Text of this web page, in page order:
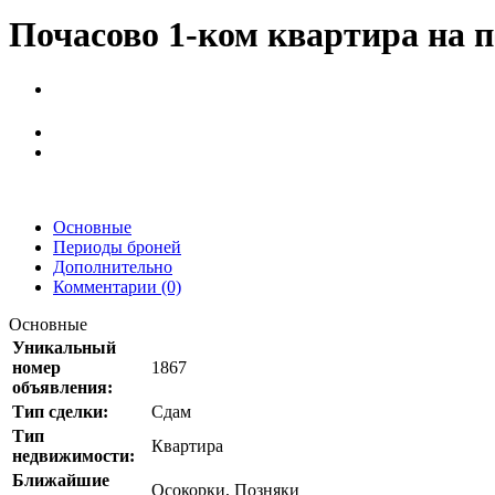
Почасово 1-ком квартира на
Основные
Периоды броней
Дополнительно
Комментарии (0)
Основные
Уникальный
номер
объявления:
1867
Тип сделки:
Сдам
Тип
недвижимости:
Квартира
Ближайшие
Осокорки, Позняки